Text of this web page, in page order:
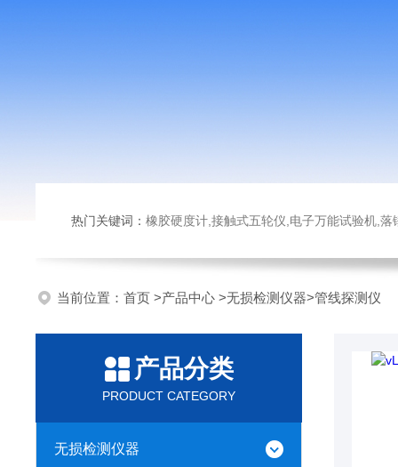
热门关键词： 橡胶硬度计,接触式五轮仪,电子万能试验机,落锤冲击试验机,数显
当前位置： 首页 >产品中心 >无损检测仪器>管线探测仪
产品分类
PRODUCT CATEGORY
无损检测仪器